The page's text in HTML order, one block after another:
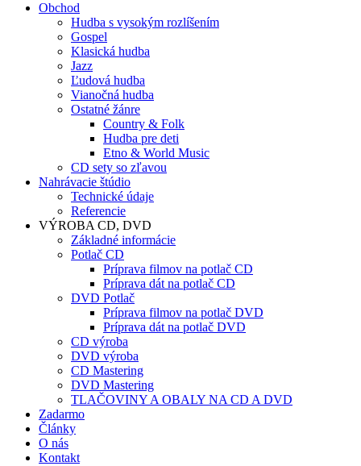
Obchod
Hudba s vysokým rozlíšením
Gospel
Klasická hudba
Jazz
Ľudová hudba
Vianočná hudba
Ostatné žánre
Country & Folk
Hudba pre deti
Etno & World Music
CD sety so zľavou
Nahrávacie štúdio
Technické údaje
Referencie
VÝROBA CD, DVD
Základné informácie
Potlač CD
Príprava filmov na potlač CD
Príprava dát na potlač CD
DVD Potlač
Príprava filmov na potlač DVD
Príprava dát na potlač DVD
CD výroba
DVD výroba
CD Mastering
DVD Mastering
TLAČOVINY A OBALY NA CD A DVD
Zadarmo
Články
O nás
Kontakt